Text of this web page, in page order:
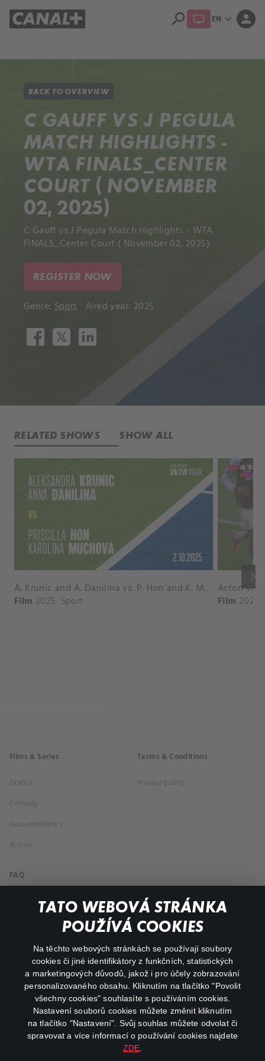
TATO WEBOVÁ STRÁNKA
POUŽÍVÁ COOKIES
Na těchto webových stránkách se používají soubory
cookies či jiné identifikátory z funkčních, statistických
a marketingových důvodů, jakož i pro účely zobrazování
personalizovaného obsahu. Kliknutím na tlačítko "Povolit
všechny cookies" souhlasíte s používáním cookies.
Nastavení souborů cookies můžete změnit kliknutím
na tlačítko "Nastavení". Svůj souhlas můžete odvolat či
spravovat a více informací o používání cookies najdete
ZDE
search EN expand_more person
BACK TO OVERVIEW
C GAUFF VS J PEGULA
MATCH HIGHLIGHTS -
WTA FINALS_CENTER
COURT ( NOVEMBER
02, 2025)
C Gauff vs J Pegula Match Highlights - WTA
FINALS_Center Court ( November 02, 2025).
REGISTER NOW
Genre: Sport Aired year: 2025
RELATED SHOWS SHOW ALL
keyboard_arrow_right
A. Krunic and A. Danilina vs. P. Hon and K. Muchova Match Highlights - BEIJING_Capital Group Diamond ( October 02, 2025)
Film 2025 Sport Film 2026
Films & Series
Drama
Comedy
Documentaries
Action
Terms & Conditions
Privacy policy
FAQ
My profile
facebookinstagram
youtube